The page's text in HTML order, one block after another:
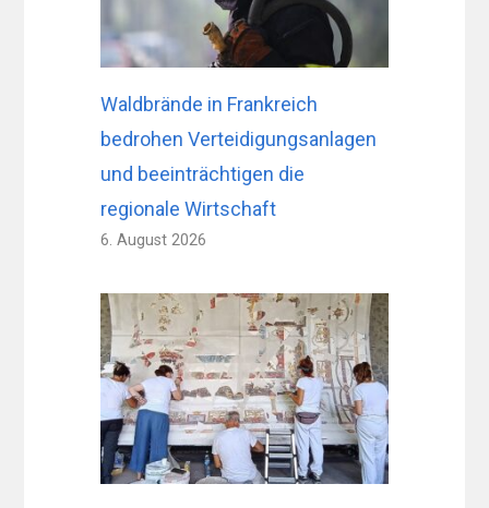
Waldbrände in Frankreich
bedrohen Verteidigungsanlagen
und beeinträchtigen die
regionale Wirtschaft
6. August 2026